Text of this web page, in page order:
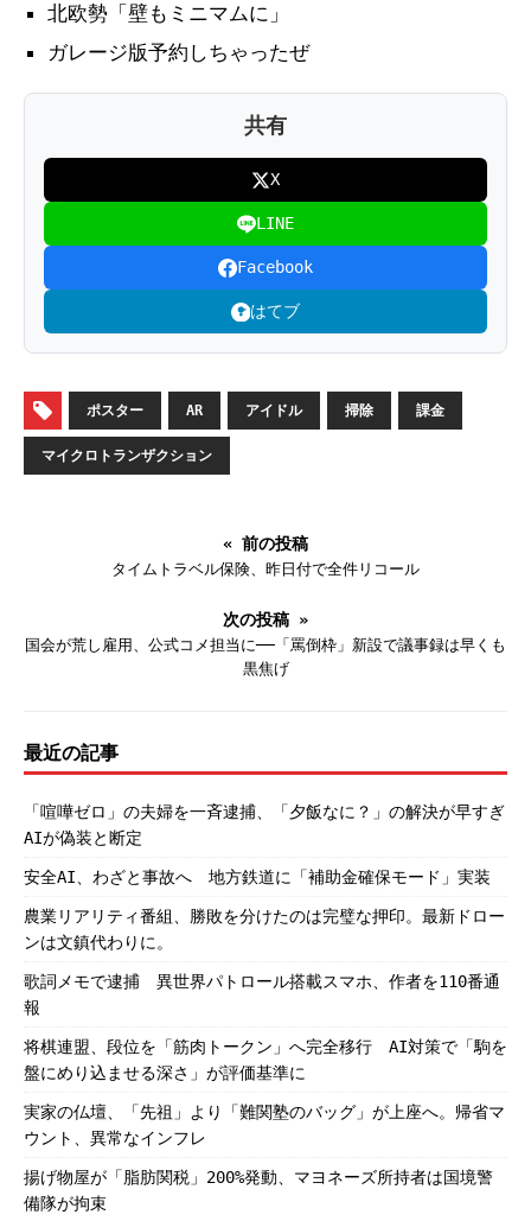
北欧勢「壁もミニマムに」
ガレージ版予約しちゃったぜ
共有
X
LINE
Facebook
はてブ
ポスター AR アイドル 掃除 課金
マイクロトランザクション
« 前の投稿
タイムトラベル保険、昨日付で全件リコール
次の投稿 »
国会が荒し雇用、公式コメ担当に──「罵倒枠」新設で議事録は早くも
黒焦げ
最近の記事
「喧嘩ゼロ」の夫婦を一斉逮捕、「夕飯なに？」の解決が早すぎ
AIが偽装と断定
安全AI、わざと事故へ 地方鉄道に「補助金確保モード」実装
農業リアリティ番組、勝敗を分けたのは完璧な押印。最新ドロー
ンは文鎮代わりに。
歌詞メモで逮捕 異世界パトロール搭載スマホ、作者を110番通
報
将棋連盟、段位を「筋肉トークン」へ完全移行 AI対策で「駒を
盤にめり込ませる深さ」が評価基準に
実家の仏壇、「先祖」より「難関塾のバッグ」が上座へ。帰省マ
ウント、異常なインフレ
揚げ物屋が「脂肪関税」200%発動、マヨネーズ所持者は国境警
備隊が拘束